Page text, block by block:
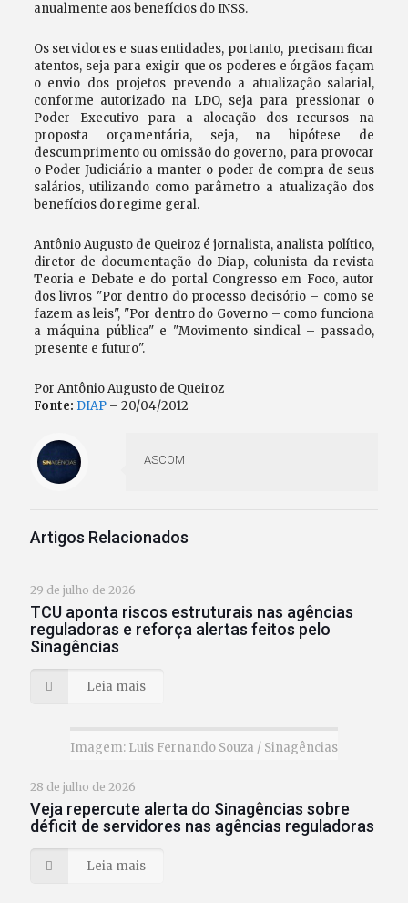
anualmente aos benefícios do INSS.
Os servidores e suas entidades, portanto, precisam ficar
atentos, seja para exigir que os poderes e órgãos façam
o envio dos projetos prevendo a atualização salarial,
conforme autorizado na LDO, seja para pressionar o
Poder Executivo para a alocação dos recursos na
proposta orçamentária, seja, na hipótese de
descumprimento ou omissão do governo, para provocar
o Poder Judiciário a manter o poder de compra de seus
salários, utilizando como parâmetro a atualização dos
benefícios do regime geral.
Antônio Augusto de Queiroz é jornalista, analista político,
diretor de documentação do Diap, colunista da revista
Teoria e Debate e do portal Congresso em Foco, autor
dos livros "Por dentro do processo decisório – como se
fazem as leis", "Por dentro do Governo – como funciona
a máquina pública" e "Movimento sindical – passado,
presente e futuro".
Por Antônio Augusto de Queiroz
Fonte: DIAP– 20/04/2012
ASCOM
Artigos Relacionados
29 de julho de 2026
TCU aponta riscos estruturais nas agências
reguladoras e reforça alertas feitos pelo
Sinagências
Leia mais
Imagem: Luis Fernando Souza / Sinagências
28 de julho de 2026
Veja repercute alerta do Sinagências sobre
déficit de servidores nas agências reguladoras
Leia mais